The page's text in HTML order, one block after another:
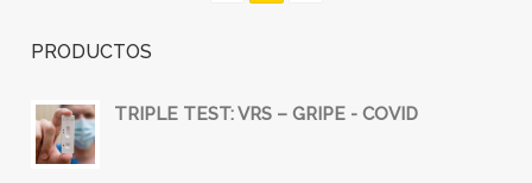
PRODUCTOS
TRIPLE TEST: VRS – GRIPE - COVID